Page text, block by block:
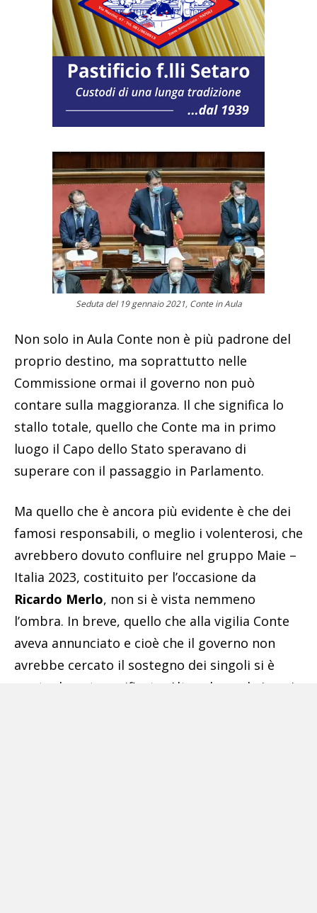
Seduta del 19 gennaio 2021, Conte in Aula
Non solo in Aula Conte non è più padrone del
proprio destino, ma soprattutto nelle
Commissione ormai il governo non può
contare sulla maggioranza. Il che significa lo
stallo totale, quello che Conte ma in primo
luogo il Capo dello Stato speravano di
superare con il passaggio in Parlamento.
Ma quello che è ancora più evidente è che dei
famosi responsabili, o meglio i volenterosi, che
avrebbero dovuto confluire nel gruppo Maie –
Italia 2023, costituito per l’occasione da
Ricardo Merlo, non si è vista nemmeno
l’ombra. In breve, quello che alla vigilia Conte
aveva annunciato e cioè che il governo non
avrebbe cercato il sostegno dei singoli si è
puntualmente verificato. Altro che embrione in